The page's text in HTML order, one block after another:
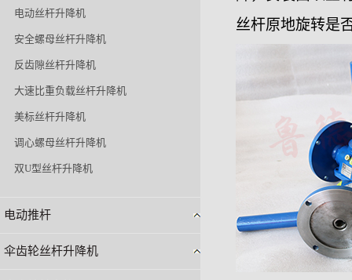
丝杆原地旋转是
电动丝杆升降机
安全螺母丝杆升降机
反齿隙丝杆升降机
大速比重负载丝杆升降机
美标丝杆升降机
调心螺母丝杆升降机
双U型丝杆升降机
电动推杆
伞齿轮丝杆升降机